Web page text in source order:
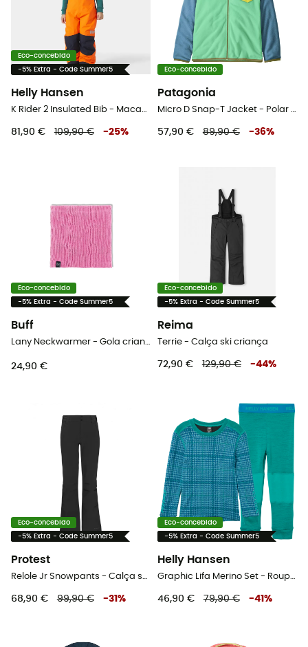
Eco-concebido
-5% Extra - Code Summer5
Helly Hansen
K Rider 2 Insulated Bib - Macacão ski criança
81,90 € 109,90 € -25%
Eco-concebido
Patagonia
Micro D Snap-T Jacket - Polar criança
57,90 € 89,90 € -36%
Eco-concebido
-5% Extra - Code Summer5
Buff
Lany Neckwarmer - Gola criança
24,90 €
Eco-concebido
-5% Extra - Code Summer5
Reima
Terrie - Calça ski criança
72,90 € 129,90 € -44%
Eco-concebido
-5% Extra - Code Summer5
Protest
Relole Jr Snowpants - Calça ski criança
68,90 € 99,90 € -31 %
Eco-concebido
-5% Extra - Code Summer5
Helly Hansen
Graphic Lifa Merino Set - Roupa interior de lã merino criança
46,90 € 79,90 € -41 %